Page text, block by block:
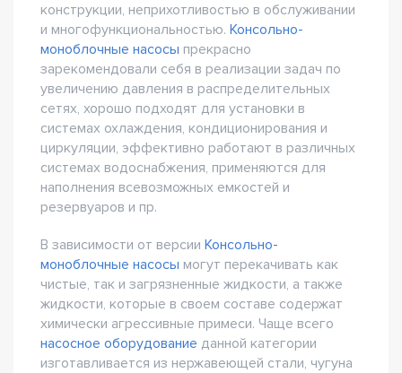
конструкции, неприхотливостью в обслуживании
и многофункциональностью. Консольно-
моноблочные насосы прекрасно
зарекомендовали себя в реализации задач по
увеличению давления в распределительных
сетях, хорошо подходят для установки в
системах охлаждения, кондиционирования и
циркуляции, эффективно работают в различных
системах водоснабжения, применяются для
наполнения всевозможных емкостей и
резервуаров и пр.
В зависимости от версии Консольно-
моноблочные насосы могут перекачивать как
чистые, так и загрязненные жидкости, а также
жидкости, которые в своем составе содержат
химически агрессивные примеси. Чаще всего
насосное оборудование данной категории
изготавливается из нержавеющей стали, чугуна